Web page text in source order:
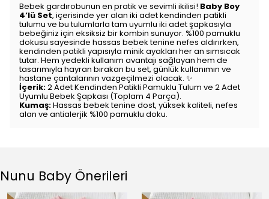
Bebek gardırobunun en pratik ve sevimli ikilisi! Baby Boy
4’lü Set, içerisinde yer alan iki adet kendinden patikli
tulumu ve bu tulumlarla tam uyumlu iki adet şapkasıyla
bebeğiniz için eksiksiz bir kombin sunuyor. %100 pamuklu
dokusu sayesinde hassas bebek tenine nefes aldırırken,
kendinden patikli yapısıyla minik ayakları her an sımsıcak
tutar. Hem yedekli kullanım avantajı sağlayan hem de
tasarımıyla hayran bırakan bu set, günlük kullanımın ve
hastane çantalarının vazgeçilmezi olacak. ✨
İçerik:2 Adet Kendinden Patikli Pamuklu Tulum ve 2 Adet
Uyumlu Bebek Şapkası (Toplam 4 Parça).
Kumaş:Hassas bebek tenine dost, yüksek kaliteli, nefes
alan ve antialerjik %100 pamuklu doku.
Nunu Baby Önerileri